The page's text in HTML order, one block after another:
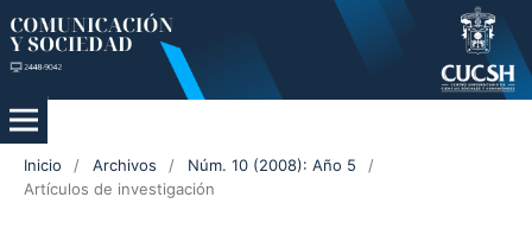
Inicio / Archivos / Núm. 10 (2008): Año 5
/
Artículos de investigación